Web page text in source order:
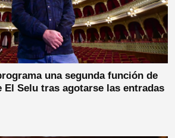
una segunda función de
El Selu tras agotarse las entradas